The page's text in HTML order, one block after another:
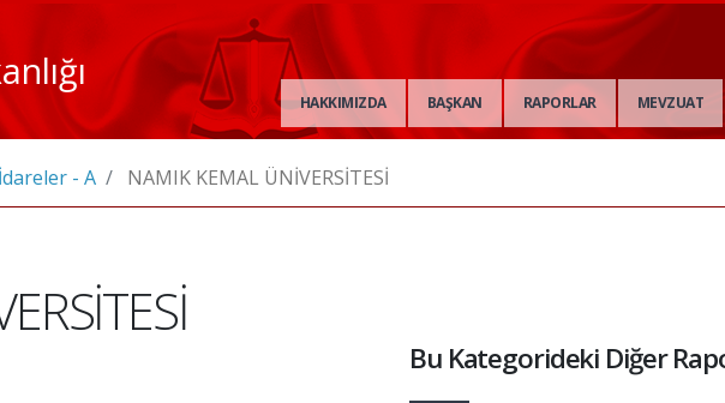
HAKKIMIZDA BAŞKAN RAPORLAR MEVZUAT
- A NAMIK KEMAL ÜNİVERSİTESİ
Bu Kategorideki Diğer